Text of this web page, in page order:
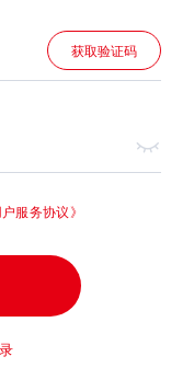
获取验证码
户服务协议》